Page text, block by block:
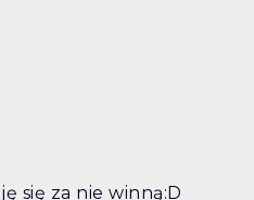
się za nie winną:D